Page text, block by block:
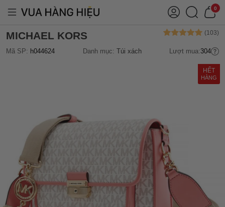
0
MICHAEL KORS
Mã SP: h044624 Danh mục: Túi xách Lượt mua:304
HẾT
HÀNG